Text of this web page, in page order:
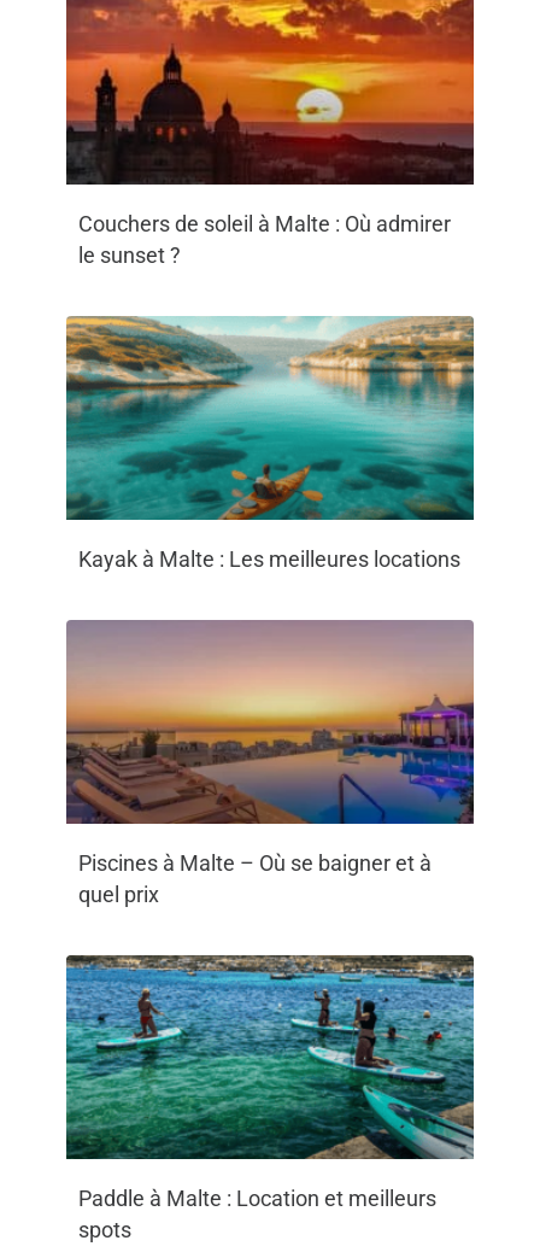
Couchers de soleil à Malte : Où admirer
le sunset ?
Kayak à Malte : Les meilleures locations
Piscines à Malte – Où se baigner et à
quel prix
Paddle à Malte : Location et meilleurs
spots